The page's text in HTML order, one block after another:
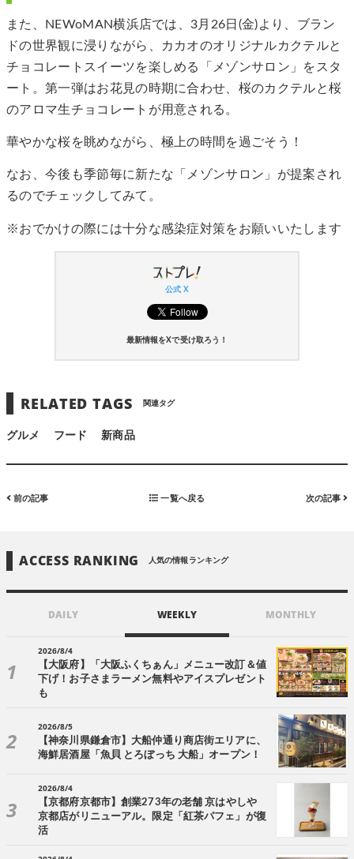
また、NEWoMAN横浜店では、3月26日(金)より、ブラン
ドの世界観に浸りながら、カカオのオリジナルカクテルと
チョコレートスイーツを楽しめる「メゾンサロン」をスタ
ート。第一弾はお花見の時期に合わせ、桜のカクテルと桜
のアロマ生チョコレートが用意される。
華やかな桜を眺めながら、極上の時間を過ごそう！
なお、今後も季節毎に新たな「メゾンサロン」が提案され
るのでチェックしてみて。
※おでかけの際には十分な感染症対策をお願いいたします
公式 X
最新情報をXで受け取ろう！
RELATED TAGS 関連タグ
グルメ フード 新商品
前の記事 一覧へ戻る 次の記事
ACCESS RANKING 人気の情報ランキング
DAILY WEEKLY MONTHLY
2026/8/4
【大阪府】「大阪ふくちぁん」メニュー改訂＆値
下げ！お子さまラーメン無料やアイスプレゼント
も
2026/8/5
【神奈川県鎌倉市】大船仲通り商店街エリアに、
海鮮居酒屋「魚貝 とろぼっち 大船」オープン！
2026/8/4
【京都府京都市】創業273年の老舗 京はやしや
京都店がリニューアル。限定「紅茶パフェ」が復
活